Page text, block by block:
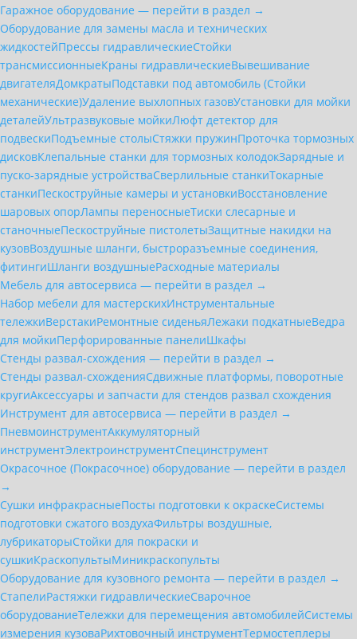
Гаражное оборудование — перейти в раздел →
Оборудование для замены масла и технических
жидкостейПрессы гидравлическиеСтойки
трансмиссионныеКраны гидравлическиеВывешивание
двигателяДомкратыПодставки под автомобиль (Стойки
механические)Удаление выхлопных газовУстановки для мойки
деталейУльтразвуковые мойкиЛюфт детектор для
подвескиПодъемные столыСтяжки пружинПроточка тормозных
дисковКлепальные станки для тормозных колодокЗарядные и
пуско-зарядные устройстваСверлильные станкиТокарные
станкиПескоструйные камеры и установкиВосстановление
шаровых опорЛампы переносныеТиски слесарные и
станочныеПескоструйные пистолетыЗащитные накидки на
кузовВоздушные шланги, быстроразъемные соединения,
фитингиШланги воздушныеРасходные материалы
Мебель для автосервиса — перейти в раздел →
Набор мебели для мастерскихИнструментальные
тележкиВерстакиРемонтные сиденьяЛежаки подкатныеВедра
для мойкиПерфорированные панелиШкафы
Стенды развал-схождения — перейти в раздел →
Стенды развал-схожденияСдвижные платформы, поворотные
кругиАксессуары и запчасти для стендов развал схождения
Инструмент для автосервиса — перейти в раздел →
ПневмоинструментАккумуляторный
инструментЭлектроинструментСпецинструмент
Окрасочное (Покрасочное) оборудование — перейти в раздел
→
Сушки инфракрасныеПосты подготовки к окраскеСистемы
подготовки сжатого воздухаФильтры воздушные,
лубрикаторыСтойки для покраски и
сушкиКраскопультыМиникраскопульты
Оборудование для кузовного ремонта — перейти в раздел →
СтапелиРастяжки гидравлическиеСварочное
оборудованиеТележки для перемещения автомобилейСистемы
измерения кузоваРихтовочный инструментТермостеплеры